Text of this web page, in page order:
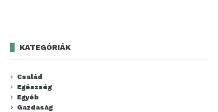
KATEGÓRIÁK
Család
Egészség
Egyéb
Gazdaság